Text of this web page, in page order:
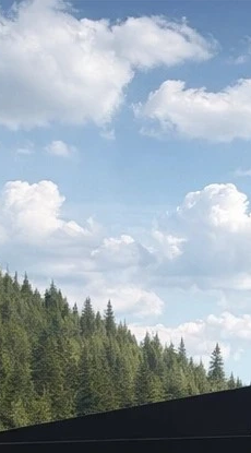
домом заранее, шаг за шагом.
помочь.